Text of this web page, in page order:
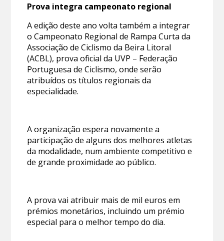
Prova integra campeonato regional
A edição deste ano volta também a integrar
o Campeonato Regional de Rampa Curta da
Associação de Ciclismo da Beira Litoral
(ACBL), prova oficial da UVP – Federação
Portuguesa de Ciclismo, onde serão
atribuídos os títulos regionais da
especialidade.
A organização espera novamente a
participação de alguns dos melhores atletas
da modalidade, num ambiente competitivo e
de grande proximidade ao público.
A prova vai atribuir mais de mil euros em
prémios monetários, incluindo um prémio
especial para o melhor tempo do dia.